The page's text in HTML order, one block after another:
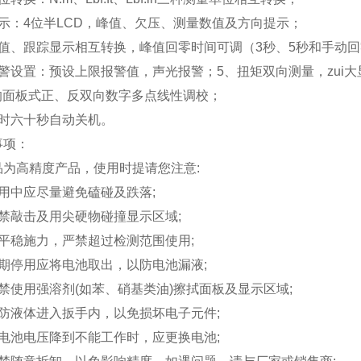
：4位半LCD，峰值、欠压、测量数值及方向提示；
、跟踪显示相互转换，峰值回零时间可调（3秒、5秒和手动回
设置：预设上限报警值，声光报警；5、扭矩双向测量，zui大
板式正、反双向数字多点线性调校；
六十秒自动关机。
：
为高精度产品，使用时提请您注意:
中应尽量避免磕碰及跌落;
敲击及用尖硬物碰撞显示区域;
稳施力，严禁超过检测范围使用;
停用应将电池取出，以防电池漏液;
使用强溶剂(如苯、硝基类油)擦拭面板及显示区域;
液体进入扳手内，以免损坏电子元件;
池电压降到不能工作时，应更换电池;